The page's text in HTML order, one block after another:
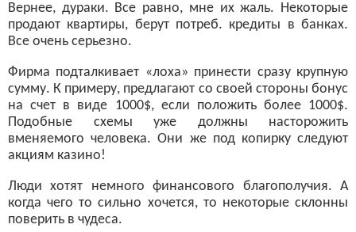
Вернее, дураки. Все равно, мне их жаль. Некоторые
продают квартиры, берут потреб. кредиты в банках.
Все очень серьезно.
Фирма подталкивает «лоха» принести сразу крупную
сумму. К примеру, предлагают со своей стороны бонус
на счет в виде 1000$, если положить более 1000$.
Подобные схемы уже должны насторожить
вменяемого человека. Они же под копирку следуют
акциям казино!
Люди хотят немного финансового благополучия. А
когда чего то сильно хочется, то некоторые склонны
поверить в чудеса.